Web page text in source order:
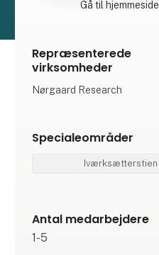
Gå til hjemmeside
Repræsenterede
virksomheder
Nørgaard Research
Specialeområder
Iværksætterstien
Antal medarbejdere
1-5